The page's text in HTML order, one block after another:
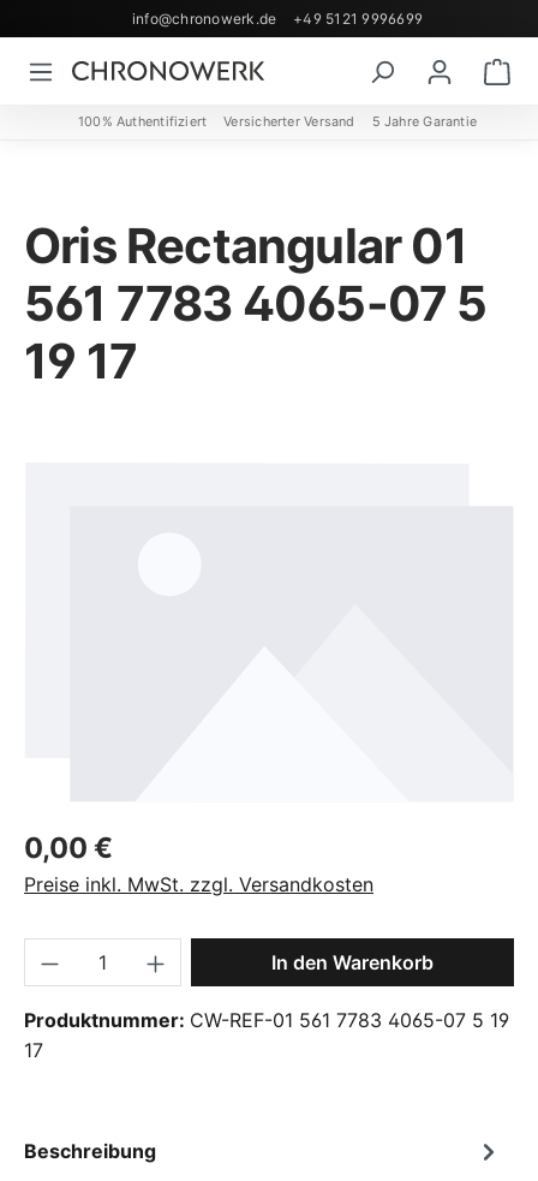
Zum Hauptinhalt springen
info@chronowerk.de +49 5121 9996699
100% Authentifiziert Versicherter Versand 5 Jahre Garantie
Oris Rectangular 01
561 7783 4065-07 5
19 17
Regulärer Preis:
0,00 €
Preise inkl. MwSt. zzgl. Versandkosten
Produkt Anzahl: Gib den gewünschten
In den Warenkorb
Produktnummer: CW-REF-01 561 7783 4065-07 5 19
17
Beschreibung